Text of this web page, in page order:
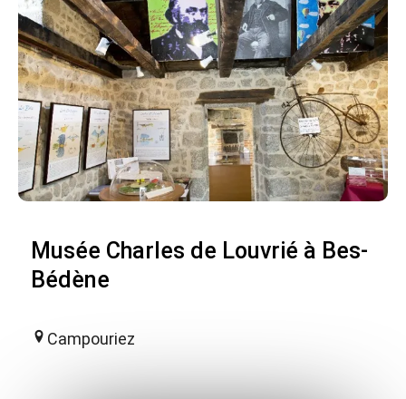
Musée Charles de Louvrié à Bes-
Bédène
Campouriez